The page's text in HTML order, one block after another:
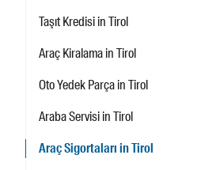
Taşıt Kredisi in Tirol
Araç Kiralama in Tirol
Oto Yedek Parça in Tirol
Araba Servisi in Tirol
Araç Sigortaları in Tirol